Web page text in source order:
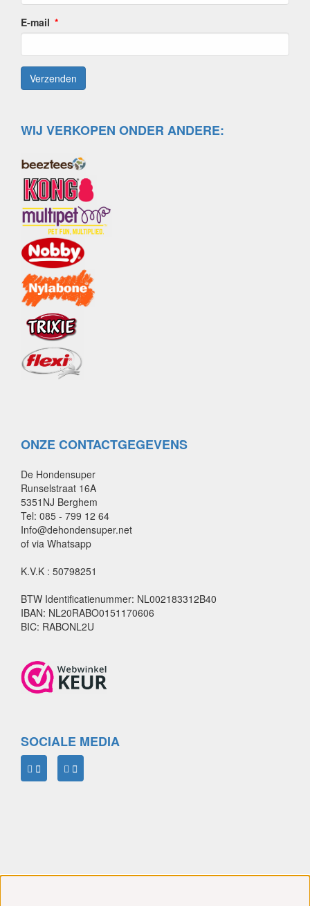
E-mail
WIJ VERKOPEN ONDER ANDERE:
ONZE CONTACTGEGEVENS
De Hondensuper
Runselstraat 16A
5351NJ Berghem
Tel: 085 - 799 12 64
Info@dehondensuper.net
of via Whatsapp
K.V.K : 50798251
BTW Identificatienummer: NL002183312B40
IBAN: NL20RABO0151170606
BIC: RABONL2U
SOCIALE MEDIA